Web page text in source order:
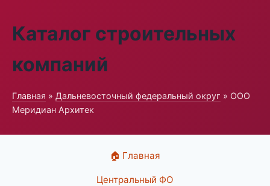
Каталог строительных
компаний
Главная » Дальневосточный федеральный округ » ООО
Меридиан Архитек
🏠 Главная
Центральный ФО